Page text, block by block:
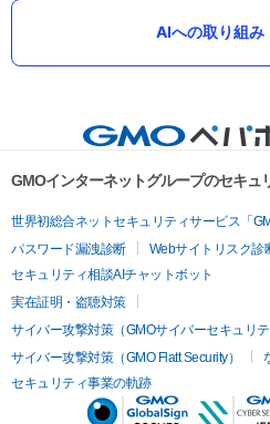
AIへの取り組み
GMOインターネットグループのセキュ
世界初総合ネットセキュリティサービス「
パスワード漏洩診断
Webサイトリスク診
セキュリティ相談AIチャットボット
実在証明・盗聴対策
サイバー攻撃対策（GMOサイバーセキュリテ
サイバー攻撃対策（GMO Flatt Security）
セキュリティ事業の軌跡